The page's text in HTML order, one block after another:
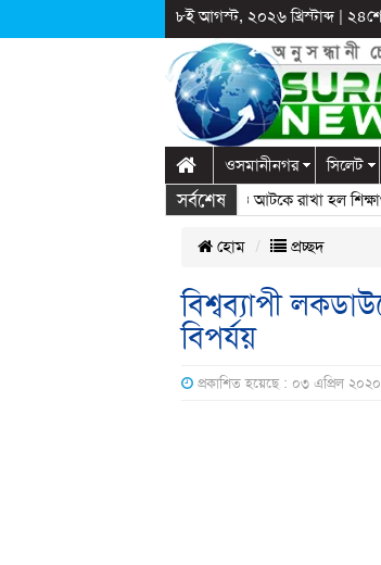
৮ই আগস্ট, ২০২৬ খ্রিস্টাব্দ| ২৪শে
ওসমানীনগর সিলেট
সর্বশেষ
স্কুলে দুপ্রক’র অনুষ্ঠান: ছুটির পরও আটকে রাখা হল
হোম প্রচ্ছদ
বিশ্বব্যাপী
বিপর্যয়
প্রকাশিত হয়েছে : ০৩ এপ্রিল